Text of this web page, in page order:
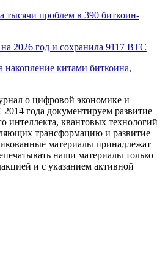
тысячи проблем в 390 биткоин-
2026 год и сохранила 9117 BTC
накопление китами биткоина,
о цифровой экономике и
года документируем развитие
интеллекта, квантовых технологий
трансформацию и развитие
материалы принадлежат
наши материалы только
и с указанием активной